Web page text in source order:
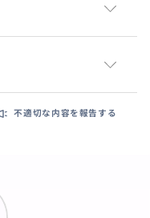
不適切な内容を報告する